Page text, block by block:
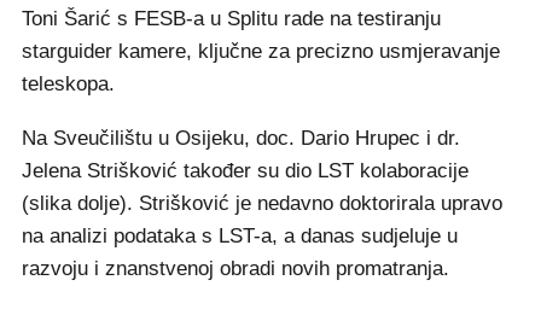
Toni Šarić s FESB-a u Splitu rade na testiranju
starguider kamere, ključne za precizno usmjeravanje
teleskopa.
Na Sveučilištu u Osijeku, doc. Dario Hrupec i dr.
Jelena Strišković također su dio LST kolaboracije
(slika dolje). Strišković je nedavno doktorirala upravo
na analizi podataka s LST-a, a danas sudjeluje u
razvoju i znanstvenoj obradi novih promatranja.